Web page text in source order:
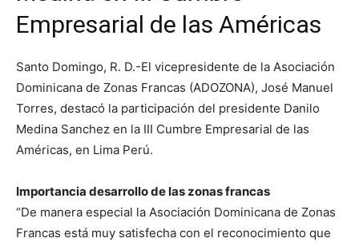
Empresarial de las Américas
Santo Domingo, R. D.-El vicepresidente de la Asociación
Dominicana de Zonas Francas (ADOZONA), José Manuel
Torres, destacó la participación del presidente Danilo
Medina Sanchez en la III Cumbre Empresarial de las
Américas, en Lima Perú.
Importancia desarrollo de las zonas francas
“De manera especial la Asociación Dominicana de Zonas
Francas está muy satisfecha con el reconocimiento que